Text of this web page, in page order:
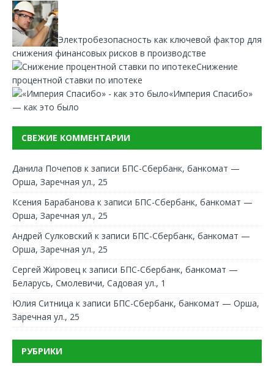
Электробезопасность как ключевой фактор для
снижения финансовых рисков в производстве
Снижение
процентной ставки по ипотеке
«Империя Спасибо»
— как это было
СВЕЖИЕ КОММЕНТАРИИ
Данила Почепов к записи БПС-Сбербанк, банкомат —
Орша, Заречная ул., 25
Ксения Барабанова к записи БПС-Сбербанк, банкомат —
Орша, Заречная ул., 25
Андрей Сулковский к записи БПС-Сбербанк, банкомат —
Орша, Заречная ул., 25
Сергей Жировец к записи БПС-Сбербанк, банкомат —
Беларусь, Смолевичи, Садовая ул., 1
Юлия Ситница к записи БПС-Сбербанк, банкомат — Орша,
Заречная ул., 25
РУБРИКИ